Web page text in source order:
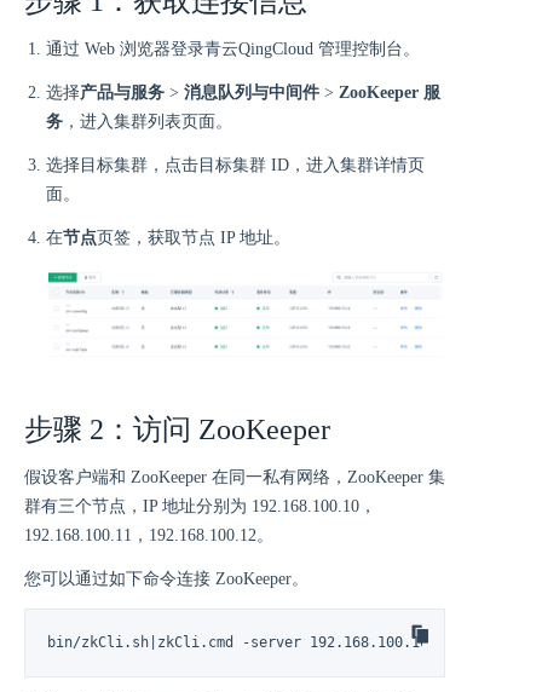
通过 Web 浏览器登录青云QingCloud 管理控制台。
选择产品与服务 > 消息队列与中间件 > ZooKeeper 服
务 ，进入集群列表页面。
选择目标集群，点击目标集群 ID，进入集群详情页
面。
在节点页签，获取节点 IP 地址。
步骤 2：访问 ZooKeeper
假设客户端和 ZooKeeper 在同一私有网络，ZooKeeper 集
群有三个节点，IP 地址分别为 192.168.100.10，
192.168.100.11，192.168.100.12。
您可以通过如下命令连接 ZooKeeper。
bin/zkCli.sh|zkCli.cmd -server